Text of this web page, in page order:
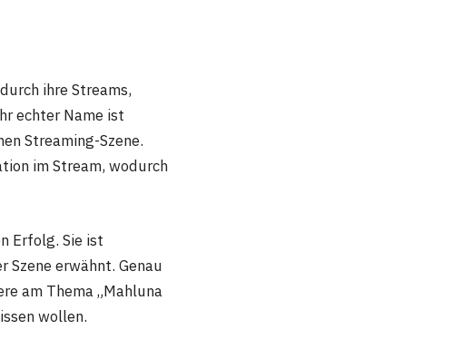
ihre Streams,
echter Name ist
Streaming-Szene.
im Stream, wodurch
Erfolg. Sie ist
erwähnt. Genau
am Thema „Mahluna
wollen.